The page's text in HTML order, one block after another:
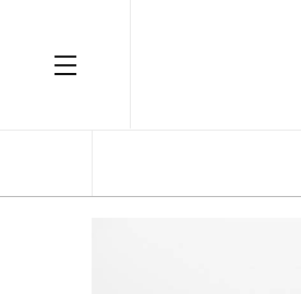
OFF CANVAS